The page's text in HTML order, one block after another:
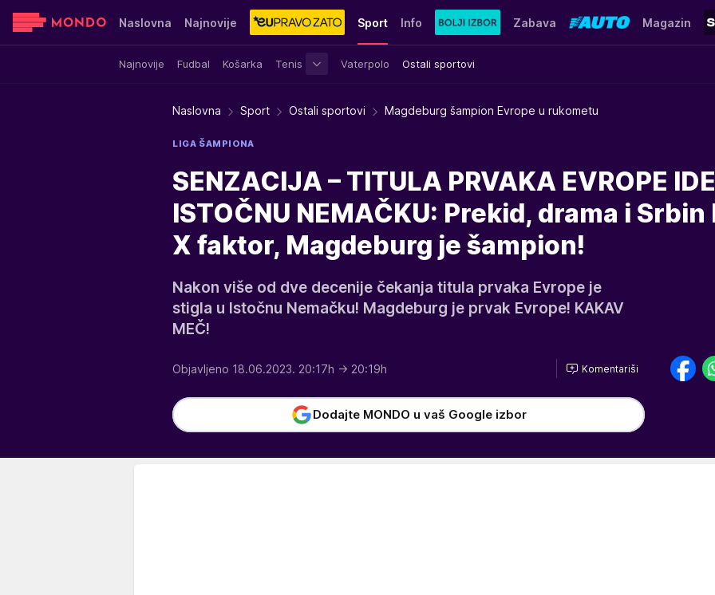
Naslovna Najnovije Sport
Najnovije Fudbal Košarka Tenis Vaterpolo Ostali sportovi
Info Zabava Magazin
Sensa Stvar ukusa Yumama
Naslovna Sport Ostali sportovi Magdeburg šampion Evrope u rukometu
LIGA ŠAMPIONA
SENZACIJA – TITULA PRVAKA EVROPE
ISTOČNU NEMAČKU: Prekid, drama i Srbin
X faktor, Magdeburg je šampion!
Nakon više od dve decenije čekanja titula prvaka Evrope je
stigla u Istočnu Nemačku! Magdeburg je prvak Evrope! KAKAV
MEČ!
Objavljeno 18.06.2023. 20:17h → 20:19h Komentariši
Dodajte MONDO u vaš Google izbor